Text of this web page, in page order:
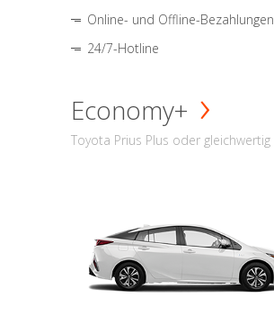
Online- und Offline-Bezahlungen
24/7-Hotline
Economy+
Toyota Prius Plus oder gleichwertig